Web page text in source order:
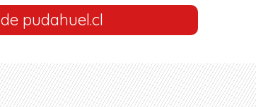
de pudahuel.cl